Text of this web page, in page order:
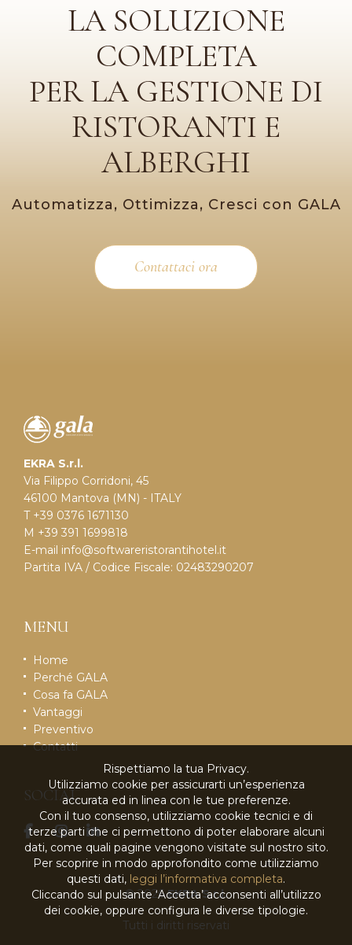
LA SOLUZIONE
COMPLETA
PER LA GESTIONE DI
RISTORANTI E
ALBERGHI
Automatizza, Ottimizza, Cresci con GALA
Contattaci ora
EKRA S.r.l.
Via Filippo Corridoni, 45
46100 Mantova (MN) - ITALY
T +39 0376 1671130
M +39 391 1699818
E-mail info@softwareristorantihotel.it
Partita IVA / Codice Fiscale: 02483290207
MENU
Home
Perché GALA
Cosa fa GALA
Vantaggi
Preventivo
Contatti
SOCIAL
© 2026EKRA S.r.l.
Tutti i diritti riservati
Rispettiamo la tua Privacy.
Utilizziamo cookie per assicurarti un’esperienza
accurata ed in linea con le tue preferenze.
Con il tuo consenso, utilizziamo cookie tecnici e di
terze parti che ci permettono di poter elaborare alcuni
dati, come quali pagine vengono visitate sul nostro sito.
Per scoprire in modo approfondito come utilizziamo
questi dati, leggi l’informativa completa.
Cliccando sul pulsante ‘Accetta’ acconsenti all’utilizzo
dei cookie, oppure configura le diverse tipologie.